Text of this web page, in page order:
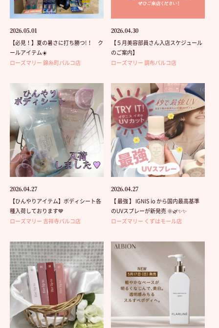
2026.05.01
【必見！】夏の暑さに打ち勝つ!！ ク
ールアイテム☀️
ローズマリー 錦糸町パルコ店
2026.04.30
【５月美容部員さん入店スケジュール
のご案内】
ローズマリー 調布パルコ店
2026.04.27
【ひんやりアイテム】ボディシート各
種入荷しております💙
ローズマリー 吉祥寺パルコ店
2026.04.27
【 最強 】 IGNIS io から国内最高基準
のUVスプレーが新発売 🌞🌿✨✨
ローズマリー くずはモール店